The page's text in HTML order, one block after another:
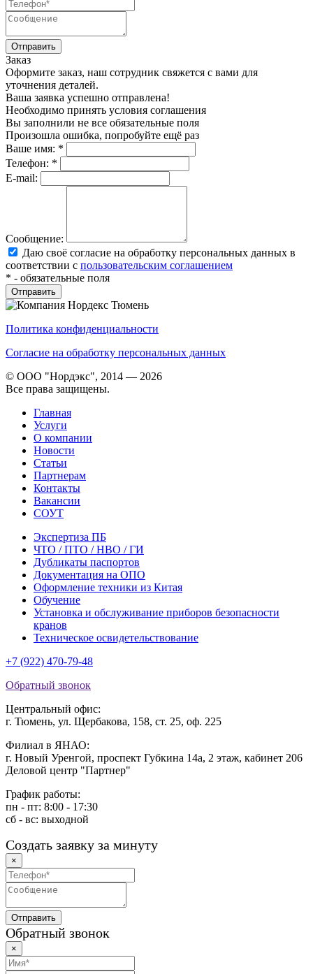
Заказ
Оформите заказ, наш сотрудник свяжется с вами для
уточнения деталей.
Ваша заявка успешно отправлена!
Необходимо принять условия соглашения
Вы заполнили не все обязательные поля
Произошла ошибка, попробуйте ещё раз
Ваше имя: *
Телефон: *
E-mail:
Сообщение:
Даю своё согласие на обработку персональных данных в
соответствии с пользовательским соглашением
* - обязательные поля
Политика конфиденциальности
Согласие на обработку персональных данных
© ООО "Нордэкс", 2014 — 2026
Все права защищены.
Главная
Услуги
О компании
Новости
Статьи
Партнерам
Контакты
Вакансии
СОУТ
Экспертиза ПБ
ЧТО / ПТО / НВО / ГИ
Дубликаты паспортов
Документация на ОПО
Оформление техники из Китая
Обучение
Установка и обслуживание приборов безопасности
кранов
Техническое освидетельствование
+7 (922) 470-79-48
Обратный звонок
Центральный офис:
г. Тюмень, ул. Щербакова, 158, ст. 25, оф. 225
Филиал в ЯНАО:
г. Новый Уренгой, проспект Губкина 14а, 2 этаж, кабинет 206
Деловой центр "Партнер"
График работы:
пн - пт: 8:00 - 17:30
сб - вс: выходной
Создать заявку за минуту
×
Обратный звонок
×